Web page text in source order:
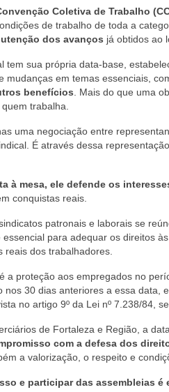
Coletiva de Trabalho
de trabalho de toda a
dos avanços já obtidos ao
tem sua própria data-base,
mudanças em temas essenciais,
benefícios . Mais do que uma
trabalha.
uma negociação entre
É através dessa
à mesa, ele defende os
conquistas reais.
patronais e laborais se
para adequar os direitos
reais dos trabalhadores.
a proteção aos empregados no
nos 30 dias anteriores a essa data,
no artigo 9º da Lei nº 7.238/84,
de Fortaleza e Região, a
com a defesa dos
a valorização, o respeito e
e participar das assembleias é